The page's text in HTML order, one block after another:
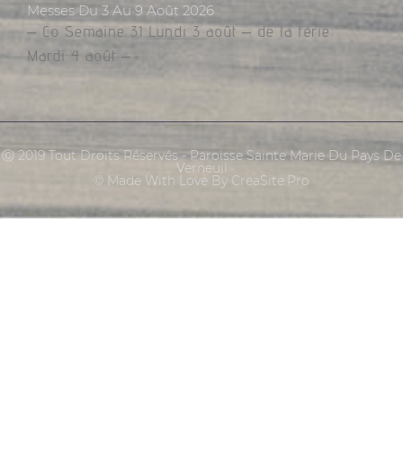
Messes Du 3 Au 9 Août 2026
– Co Semaine 31 Lundi 3 août – de la férie
Mardi 4 août –
Ⓒ 2019 Tout Droits Réservés - Paroisse Sainte Marie Du Pays De
Verneuil
© Made With Love By CreaSite.Pro